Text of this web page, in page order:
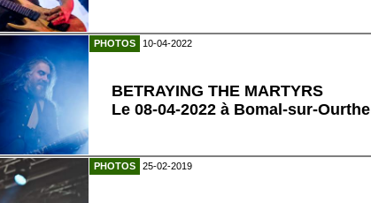
PHOTOS 10-04-2022
BETRAYING THE MARTYRS
Le 08-04-2022 à Bomal-sur-Ourthe
PHOTOS 25-02-2019